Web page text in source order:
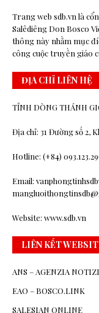
Trang web sdb.vn là
Salêdiêng Don Bosco
thông này nhằm mục
công cuộc truyền giáo
ĐỊA CHỈ LIÊN HỆ
TỈNH DÒNG THÁNH
Địa chỉ: 31 Đường số 2,
Hotline: (+84)
Email:
Website: www.sdb.vn
LIÊN KẾT
ANS – AGENZIA
EAO – BOSCO.LINK
SALESIAN ONLINE